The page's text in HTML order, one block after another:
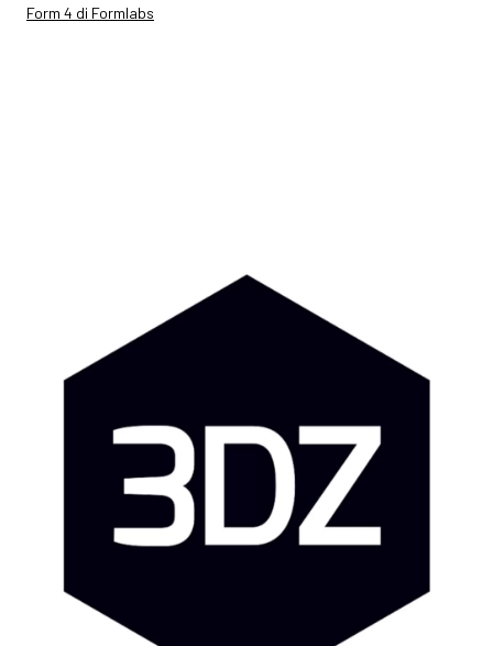
Form 4 di Formlabs